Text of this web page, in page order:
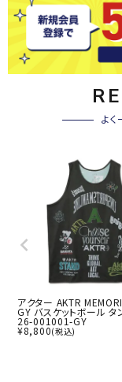
よ
アクター AKTR
GY バスケットボール タ
26-001001-GY
¥8,800(税込)